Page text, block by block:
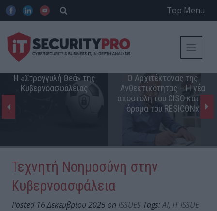
Top Menu
Η «Στρογγυλή Θεά» της
Κυβερνοασφάλειας
Ο Αρχιτέκτονας της
Ανθεκτικότητας – Η νέα
αποστολή του CISO και το
όραμα του RESICONx
Τεχνητή Νοημοσύνη στην
Κυβερνοασφάλεια
Posted 16 Δεκεμβρίου 2025 on ISSUES Tags:AI, IT ISSUE